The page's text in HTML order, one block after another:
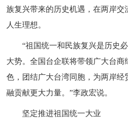
族复兴带来的历史机遇，在两岸交
人生理想。
“祖国统一和民族复兴是历史
大势。全国台企联将带领广大台商
色，团结广大台湾同胞，为两岸经
融贡献更大力量。”李政宏说。
坚定推进祖国统一大业